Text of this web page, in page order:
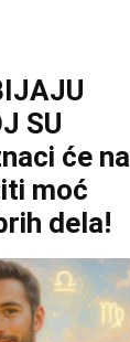
SU
će na
moć
dela!